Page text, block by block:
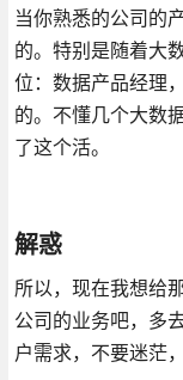
当你熟悉的公司的
的。特别是随着大
位：数据产品经理
的。不懂几个大数
了这个活。
解惑
所以，现在我想给
公司的业务吧，多
户需求，不要迷茫